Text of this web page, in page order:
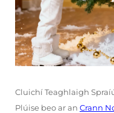
Cluichí Teaghlaigh
Plúise beo ar an Crann